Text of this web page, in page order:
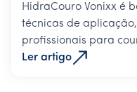
HidraCouro Vonixx é
técnicas de
profissionais para
Ler artigo